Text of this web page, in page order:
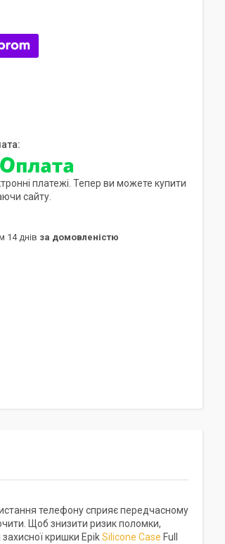
платежі. Тепер ви можете купити
сайту.
14 днів за домовленістю
телефону сприяє передчасному
Щоб знизити ризик поломки,
кришки EpikSilicone Case Full